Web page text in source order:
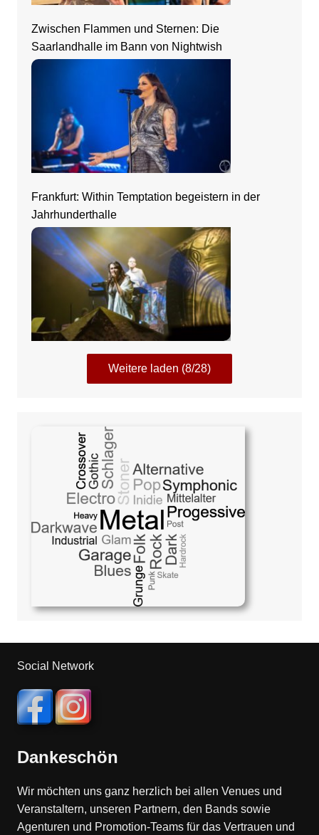
Zwischen Flammen und Sternen: Die
Saarlandhalle im Bann von Nightwish
Frankfurt: Within Temptation begeistern in der
Jahrhunderthalle
Weitere laden (8/28)
Social Network
Dankeschön
Wir möchten uns ganz herzlich bei allen Venues und
Veranstaltern, unseren Partnern, den Bands sowie
Agenturen und Promotion-Teams für das Vertrauen und